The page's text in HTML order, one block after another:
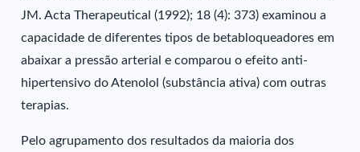
JM. Acta Therapeutical (1992); 18 (4): 373) examinou a
capacidade de diferentes tipos de betabloqueadores em
abaixar a pressão arterial e comparou o efeito anti-
hipertensivo do Atenolol (substância ativa) com outras
terapias.
Pelo agrupamento dos resultados da maioria dos